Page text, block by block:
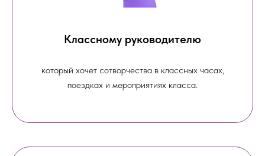
Классному руководителю
который хочет сотворчества в классных часах,
поездках и мероприятиях класса.